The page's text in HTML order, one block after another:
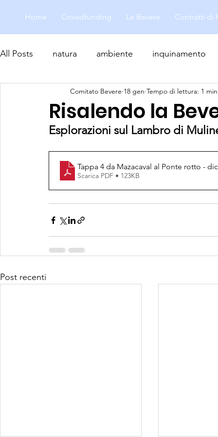
Home Crowdfunding Le Bevere Contratti di
All Posts natura ambiente inquinamento
Risalendo la
Comitato Bevere 18 gen Tempo di lettura: 1 min
Esplorazioni sul Lambro di
Tappa 4 da Mazacaval al Ponte rotto -
Scarica PDF • 123KB
Post recenti